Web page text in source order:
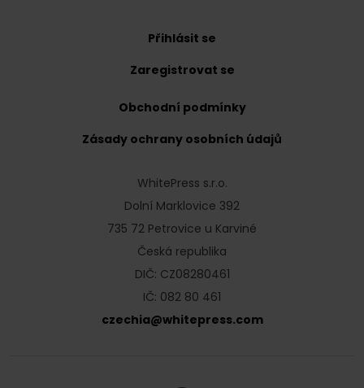
Přihlásit se
Zaregistrovat se
WhitePress s.r.o.
Dolní Marklovice 392
735 72 Petrovice u Karviné
Česká republika
DIČ: CZ08280461
IČ: 082 80 461
czechia@whitepress.com
Obchodní podmínky
Zásady ochrany osobních údajů